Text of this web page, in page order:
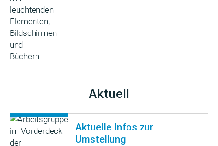
Aktuell
Aktuelle Infos zur
Umstellung